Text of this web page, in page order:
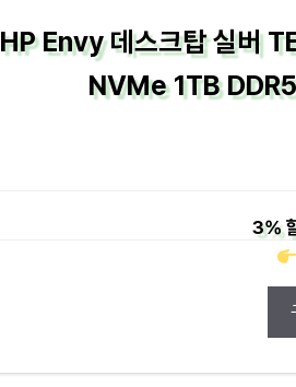
HP Envy 데스크탑 실버
NVMe 1TB
3%